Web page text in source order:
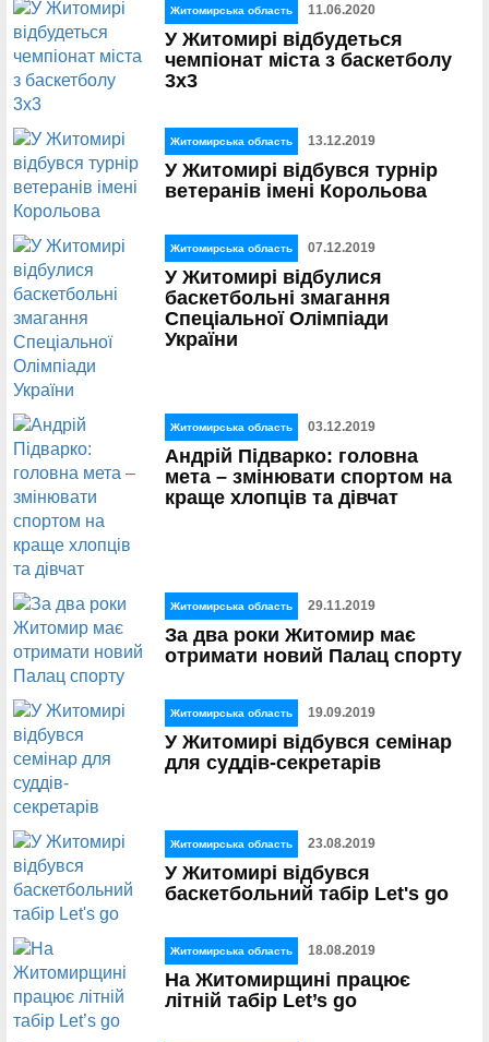
Житомирська область 11.06.2020
У Житомирі відбудеться
чемпіонат міста з баскетболу
3х3
Житомирська область 13.12.2019
У Житомирі відбувся турнір
ветеранів імені Корольова
Житомирська область 07.12.2019
У Житомирі відбулися
баскетбольні змагання
Спеціальної Олімпіади
України
Житомирська область 03.12.2019
Андрій Підварко: головна
мета – змінювати спортом на
краще хлопців та дівчат
Житомирська область 29.11.2019
За два роки Житомир має
отримати новий Палац спорту
Житомирська область 19.09.2019
У Житомирі відбувся семінар
для суддів-секретарів
Житомирська область 23.08.2019
У Житомирі відбувся
баскетбольний табір Let's go
Житомирська область 18.08.2019
На Житомирщині працює
літній табір Let’s go